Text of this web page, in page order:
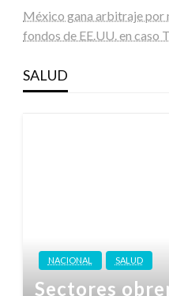
México gana arbitraje por
fondos de EE.UU. en caso
SALUD
NACIONAL SALUD
Sectores